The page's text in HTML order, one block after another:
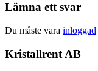
Lämna ett svar
Du måste vara inloggad
Kristallrent AB